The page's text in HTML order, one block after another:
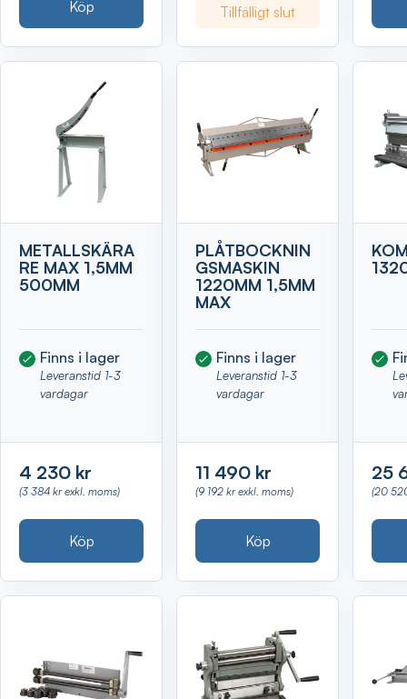
Köp Tillfälligt slut
METALLSKÄRA
RE MAX 1,5MM
500MM
Finns i lager
Leveranstid 1-3
vardagar
4 230 kr
(3 384 kr exkl. moms)
Köp
PLÅTBOCKNIN
GSMASKIN
1220MM 1,5MM
MAX
Finns i lager
Leveranstid 1-3
vardagar
11 490 kr
(9 192 kr exkl. moms)
Köp
25
(20